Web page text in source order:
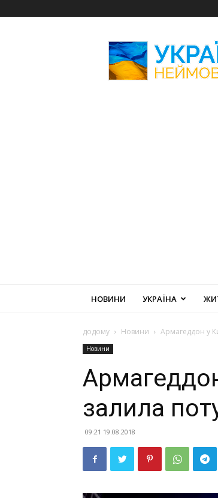
НОВИНИ УКРАЇНА
додому Новини Армагеддон у
Новини
залила
09:21 19.08.2018